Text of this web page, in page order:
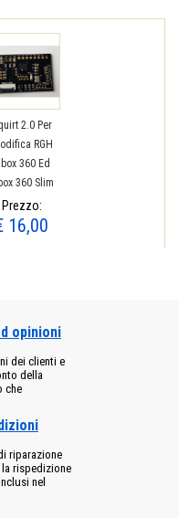
2.0 Per
RGH
360 Ed
360 Slim
Prezzo:
16,00
opinioni
dei clienti e
della
che
riparazione
rispedizione
nel